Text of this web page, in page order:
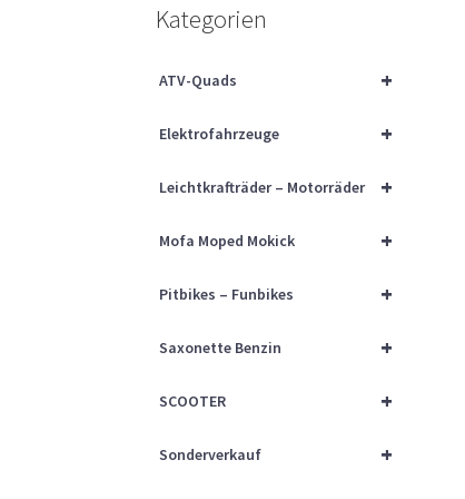
Kategorien
+
ATV-Quads
+
Elektrofahrzeuge
+
Leichtkrafträder – Motorräder
+
Mofa Moped Mokick
+
Pitbikes – Funbikes
+
Saxonette Benzin
+
SCOOTER
+
Sonderverkauf